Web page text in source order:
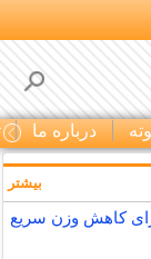
درباره ما
کاهش وزن سریع
بیشتر